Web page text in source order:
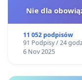
Nie dla
11 052 podpisów
91 Podpisy / 24
6 Nov 2025